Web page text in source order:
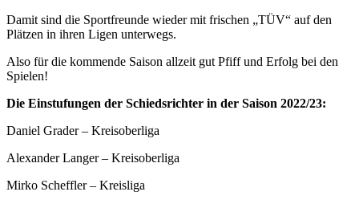
Damit sind die Sportfreunde wieder mit frischen „TÜV“ auf den
Plätzen in ihren Ligen unterwegs.
Also für die kommende Saison allzeit gut Pfiff und Erfolg bei den
Spielen!
Die Einstufungen der Schiedsrichter in der Saison 2022/23:
Daniel Grader – Kreisoberliga
Alexander Langer – Kreisoberliga
Mirko Scheffler – Kreisliga